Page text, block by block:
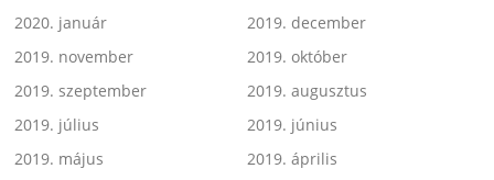
2020. január
2019. december
2019. november
2019. október
2019. szeptember
2019. augusztus
2019. július
2019. június
2019. május
2019. április